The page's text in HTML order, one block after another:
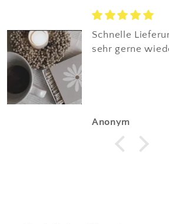
total schön ,